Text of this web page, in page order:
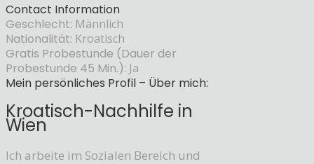
Contact Information
Geschlecht: Männlich
Nationalität: Kroatisch
Gratis Probestunde (Dauer der
Probestunde 45 Min.): Ja
Mein persönliches Profil – Über mich:
Kroatisch-Nachhilfe in
Wien
Ich arbeite im Sozialen Bereich und